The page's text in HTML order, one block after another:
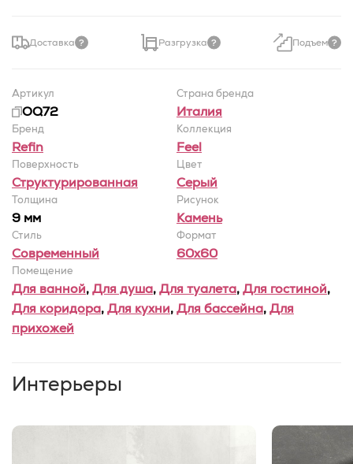
Доставка Разгрузка Подъем
Артикул
OQ72
Страна бренда
Италия
Бренд
Refin
Коллекция
Feel
Поверхность
Структурированная
Цвет
Серый
Толщина
9 мм
Рисунок
Камень
Стиль
Современный
Формат
60x60
Помещение
Для ванной,Для душа,Для туалета,Для гостиной,
Для коридора,Для кухни,Для бассейна,Для
прихожей
Интерьеры